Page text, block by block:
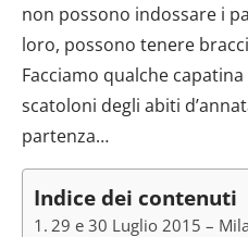
non possono indossare i
loro, possono tenere
Facciamo qualche capatina
scatoloni degli abiti
partenza…
Indice dei contenuti
29 e 30 Luglio 2015 –